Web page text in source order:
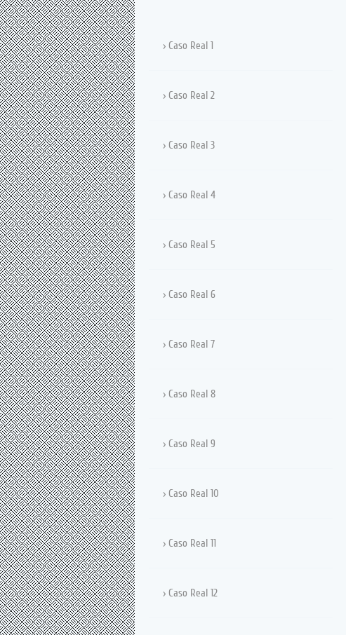
Caso Real 1
Caso Real 2
Caso Real 3
Caso Real 4
Caso Real 5
Caso Real 6
Caso Real 7
Caso Real 8
Caso Real 9
Caso Real 10
Caso Real 11
Caso Real 12